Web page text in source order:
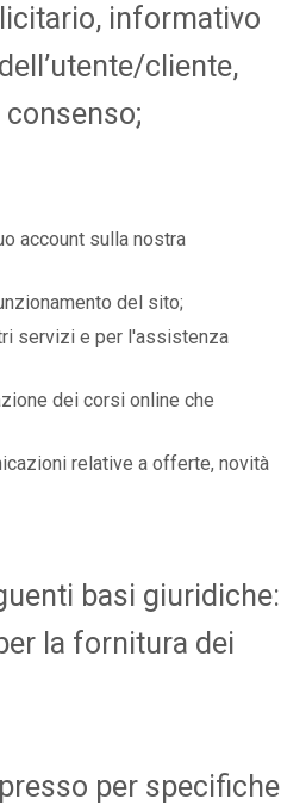
informativo
cliente,
account sulla nostra
del sito;
servizi e per l'assistenza
dei corsi online che
relative a offerte, novità
basi giuridiche:
la fornitura dei
per specifiche